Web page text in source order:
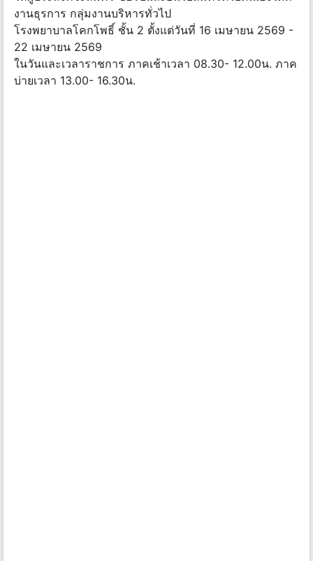
งานธุรการ กลุ่มงานบริหารทั่วไป
โรงพยาบาลโคกโพธิ์ ชั้น 2 ตั้งแต่วันที่ 16 เมษายน 2569 -
22 เมษายน 2569
ในวันและเวลาราชการ ภาคเช้าเวลา 08.30- 12.00น. ภาค
บ่ายเวลา 13.00- 16.30น.